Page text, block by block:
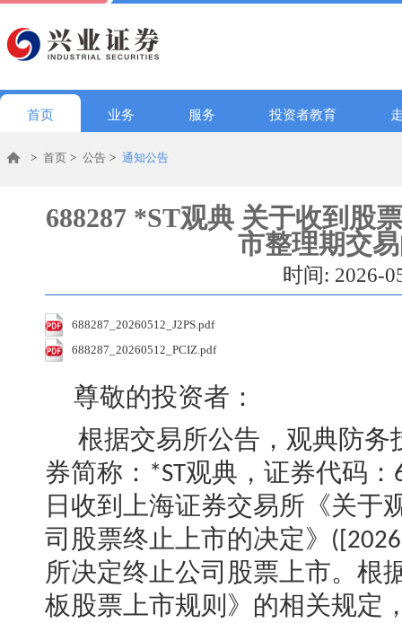
首页 业务 服务 投资者教育
> 首页 > 公告 > 通知公告
688287 *ST观典 关于收到股
市整理期交
时间: 2026-
688287_20260512_J2PS.pdf
688287_20260512_PCIZ.pdf
尊敬的投资者：
根据交易所公告，观典防务
券简称： *ST观典，证券代码：
日收到上海证券交易所《关于
司股票终止上市的决定》
所决定终止公司股票上市。根
板股票上市规则》的相关规定